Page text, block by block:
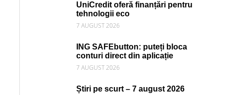
UniCredit oferă finanțări pentru
tehnologii eco
7 AUGUST 2026
ING SAFEbutton: puteți bloca
conturi direct din aplicație
7 AUGUST 2026
Știri pe scurt – 7 august 2026